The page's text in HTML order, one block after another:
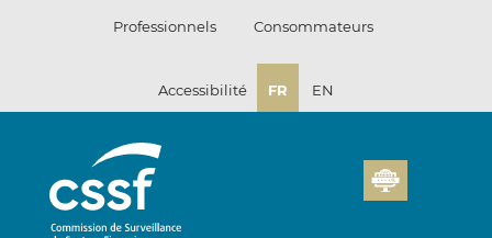
Professionnels Consommateurs
Accessibilité FR EN